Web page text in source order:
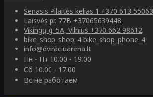
Senasis Pilaitės kelias 1 +370 613 55063
Laisvės pr. 77B +37065639448
Vikingų g. 5A, Vilnius +370 662 98612
bike_shop_shop_4 bike_shop_phone_4
info@dviraciuarena.lt
Пн - Пт 10.00 - 19.00
Сб 10.00 - 17.00
Вс не работаем